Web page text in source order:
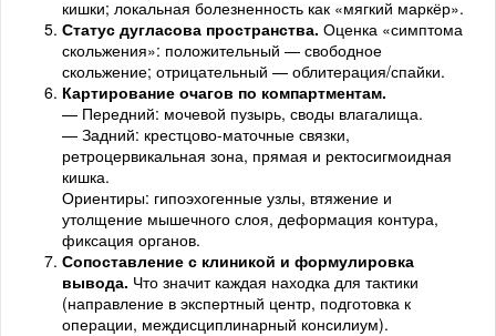
кишки; локальная болезненность как «мягкий маркёр».
Статус дугласова пространства. Оценка «симптома
скольжения»: положительный — свободное
скольжение; отрицательный — облитерация/спайки.
Картирование очагов по компартментам.
— Передний: мочевой пузырь, своды влагалища.
— Задний: крестцово-маточные связки,
ретроцервикальная зона, прямая и ректосигмоидная
кишка.
Ориентиры: гипоэхогенные узлы, втяжение и
утолщение мышечного слоя, деформация контура,
фиксация органов.
Сопоставление с клиникой и формулировка
вывода. Что значит каждая находка для тактики
(направление в экспертный центр, подготовка к
операции, междисциплинарный консилиум).